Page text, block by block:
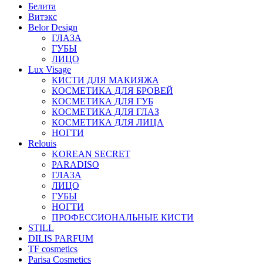
Белита
Витэкс
Belor Design
ГЛАЗА
ГУБЫ
ЛИЦО
Lux Visage
КИСТИ ДЛЯ МАКИЯЖА
КОСМЕТИКА ДЛЯ БРОВЕЙ
КОСМЕТИКА ДЛЯ ГУБ
КОСМЕТИКА ДЛЯ ГЛАЗ
КОСМЕТИКА ДЛЯ ЛИЦА
НОГТИ
Relouis
KOREAN SECRET
PARADISO
ГЛАЗА
ЛИЦО
ГУБЫ
НОГТИ
ПРОФЕССИОНАЛЬНЫЕ КИСТИ
STILL
DILIS PARFUM
TF cosmetics
Parisa Cosmetics